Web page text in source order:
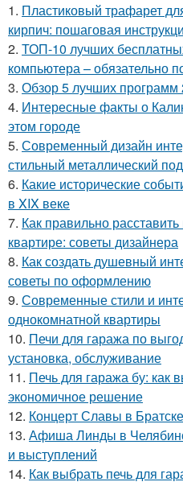
1. Пластиковый трафарет
кирпич: пошаговая
2. ТОП-10 лучших
компьютера – обязательно
3. Обзор 5 лучших программ
4. Интересные факты о
этом городе
5. Современный дизайн
стильный металлический
6. Какие исторические
в XIX веке
7. Как правильно
квартире: советы дизайнера
8. Как создать душевный
советы по оформлению
9. Современные стили и
однокомнатной квартиры
10. Печи для гаража по
установка, обслуживание
11. Печь для гаража бу: как
экономичное решение
12. Концерт Славы в
13. Афиша Линды в
и выступлений
14. Как выбрать печь для